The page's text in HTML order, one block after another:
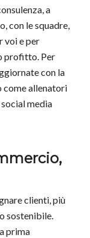
a
con le squadre,
voi e per
profitto. Per
con la
come allenatori
media
clienti, più
sostenibile.
prima